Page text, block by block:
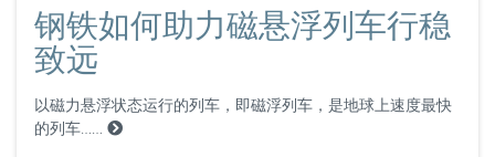
钢铁如何助力磁悬浮列车行稳
致远
以磁力悬浮状态运行的列车，即磁浮列车，是地球上速度最快
的列车……